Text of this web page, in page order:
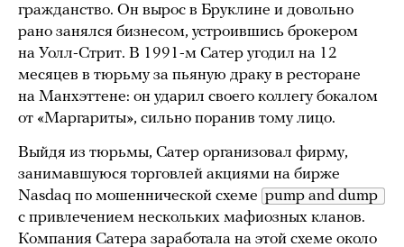
гражданство. Он вырос в Бруклине и довольно
рано занялся бизнесом, устроившись брокером
на Уолл-Стрит. В 1991-м Сатер угодил на 12
месяцев в тюрьму за пьяную драку в ресторане
на Манхэттене: он ударил своего коллегу бокалом
от «Маргариты», сильно поранив тому лицо.
Выйдя из тюрьмы, Сатер организовал фирму,
занимавшуюся торговлей акциями на бирже
Nasdaq по мошеннической схеме
с привлечением нескольких мафиозных кланов.
Компания Сатера заработала на этой схеме около